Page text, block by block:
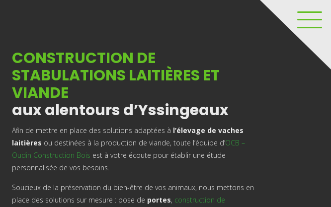
CONSTRUCTION DE
STABULATIONS LAITIÈRES ET
VIANDE
aux alentours d’Yssingeaux
Afin de mettre en place des solutions adaptées à l’élevage de vaches
laitières ou destinées à la production de viande, toute l’équipe d’OCB –
Oudin Construction Bois est à votre écoute pour établir une étude
personnalisée de vos besoins.
Soucieux de la préservation du bien-être de vos animaux, nous mettons en
place des solutions sur mesure : pose de portes, construction de